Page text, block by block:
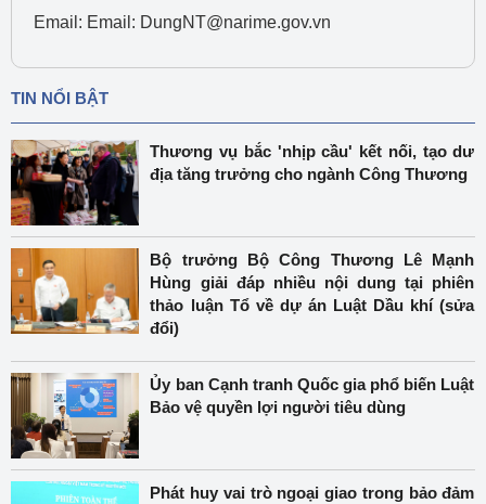
Email: Email: DungNT@narime.gov.vn
TIN NỔI BẬT
Thương vụ bắc 'nhịp cầu' kết nối, tạo dư
địa tăng trưởng cho ngành Công Thương
Bộ trưởng Bộ Công Thương Lê Mạnh
Hùng giải đáp nhiều nội dung tại phiên
thảo luận Tổ về dự án Luật Dầu khí (sửa
đổi)
Ủy ban Cạnh tranh Quốc gia phổ biến Luật
Bảo vệ quyền lợi người tiêu dùng
Phát huy vai trò ngoại giao trong bảo đảm